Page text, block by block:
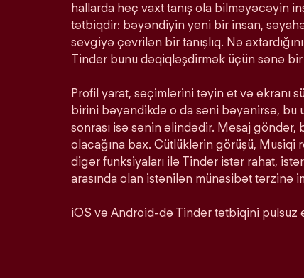
hallarda heç vaxt tanış ola bilməyəcəyin
tətbiqdir: bəyəndiyin yeni bir insan,
sevgiyə çevrilən bir tanışlıq. Nə
Tinder bunu dəqiqləşdirmək üçün sənə
Profil yarat, seçimlərini təyin et və ekranı
birini bəyəndikdə o da səni bəyənirsə, bu
sonrası isə sənin əlindədir. Mesaj göndər,
olacağına bax. Cütlüklərin görüşü, Musiqi
digər funksiyaları ilə Tinder istər rahat,
arasında olan istənilən münasibət tərzinə
iOS və Android-də Tinder tətbiqini pulsuz